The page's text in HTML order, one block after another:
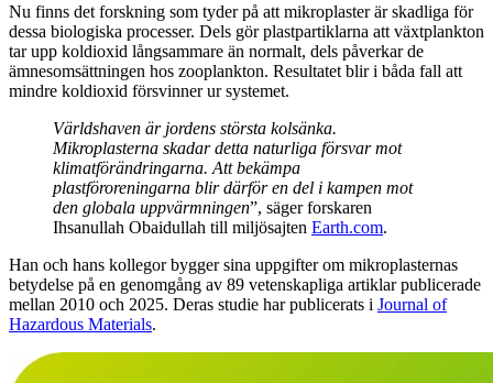
Nu finns det forskning som tyder på att mikroplaster är skadliga för
dessa biologiska processer. Dels gör plastpartiklarna att växtplankton
tar upp koldioxid långsammare än normalt, dels påverkar de
ämnesomsättningen hos zooplankton. Resultatet blir i båda fall att
mindre koldioxid försvinner ur systemet.
Världshaven är jordens största kolsänka.
Mikroplasterna skadar detta naturliga försvar mot
klimatförändringarna. Att bekämpa
plastföroreningarna blir därför en del i kampen mot
den globala uppvärmningen”, säger forskaren
Ihsanullah Obaidullah till miljösajten Earth.com.
Han och hans kollegor bygger sina uppgifter om mikroplasternas
betydelse på en genomgång av 89 vetenskapliga artiklar publicerade
mellan 2010 och 2025. Deras studie har publicerats i Journal of
Hazardous Materials.